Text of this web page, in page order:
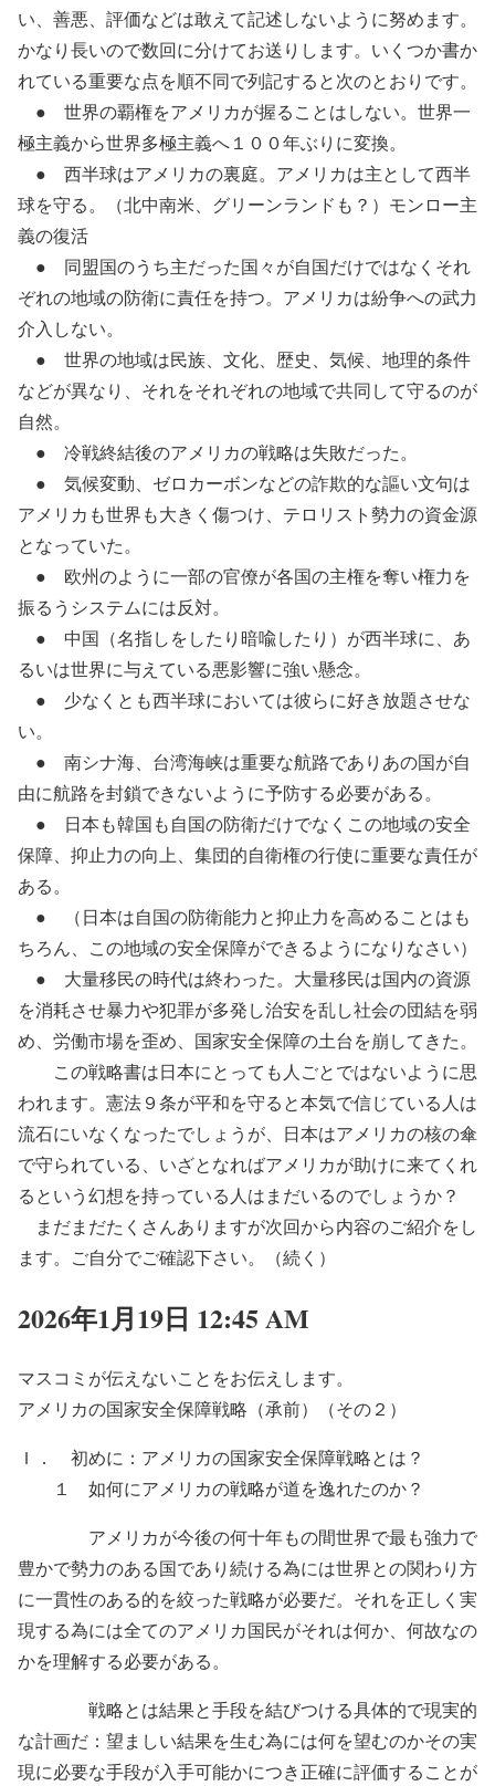
い、善悪、評価などは敢えて記述しないように努めます。
かなり長いので数回に分けてお送りします。いくつか書か
れている重要な点を順不同で列記すると次のとおりです。
● 世界の覇権をアメリカが握ることはしない。世界一
極主義から世界多極主義へ１００年ぶりに変換。
● 西半球はアメリカの裏庭。アメリカは主として西半
球を守る。（北中南米、グリーンランドも？）モンロー主
義の復活
● 同盟国のうち主だった国々が自国だけではなくそれ
ぞれの地域の防衛に責任を持つ。アメリカは紛争への武力
介入しない。
● 世界の地域は民族、文化、歴史、気候、地理的条件
などが異なり、それをそれぞれの地域で共同して守るのが
自然。
● 冷戦終結後のアメリカの戦略は失敗だった。
● 気候変動、ゼロカーボンなどの詐欺的な謳い文句は
アメリカも世界も大きく傷つけ、テロリスト勢力の資金源
となっていた。
● 欧州のように一部の官僚が各国の主権を奪い権力を
振るうシステムには反対。
● 中国（名指しをしたり暗喩したり）が西半球に、あ
るいは世界に与えている悪影響に強い懸念。
● 少なくとも西半球においては彼らに好き放題させな
い。
● 南シナ海、台湾海峡は重要な航路でありあの国が自
由に航路を封鎖できないように予防する必要がある。
● 日本も韓国も自国の防衛だけでなくこの地域の安全
保障、抑止力の向上、集団的自衛権の行使に重要な責任が
ある。
● （日本は自国の防衛能力と抑止力を高めることはも
ちろん、この地域の安全保障ができるようになりなさい）
● 大量移民の時代は終わった。大量移民は国内の資源
を消耗させ暴力や犯罪が多発し治安を乱し社会の団結を弱
め、労働市場を歪め、国家安全保障の土台を崩してきた。
この戦略書は日本にとっても人ごとではないように思
われます。憲法９条が平和を守ると本気で信じている人は
流石にいなくなったでしょうが、日本はアメリカの核の傘
で守られている、いざとなればアメリカが助けに来てくれ
るという幻想を持っている人はまだいるのでしょうか？
まだまだたくさんありますが次回から内容のご紹介をし
ます。ご自分でご確認下さい。（続く）
2026年1月19日 12:45 AM
マスコミが伝えないことをお伝えします。
アメリカの国家安全保障戦略（承前）（その２）
Ｉ． 初めに：アメリカの国家安全保障戦略とは？
１ 如何にアメリカの戦略が道を逸れたのか？
アメリカが今後の何十年もの間世界で最も強力で
豊かで勢力のある国であり続ける為には世界との関わり方
に一貫性のある的を絞った戦略が必要だ。それを正しく実
現する為には全てのアメリカ国民がそれは何か、何故なの
かを理解する必要がある。
戦略とは結果と手段を結びつける具体的で現実的
な計画だ：望ましい結果を生む為には何を望むのかその実
現に必要な手段が入手可能かにつき正確に評価することが